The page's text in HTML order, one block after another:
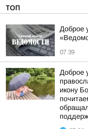
ТОП
Доброе
07:39
Доброе
икону